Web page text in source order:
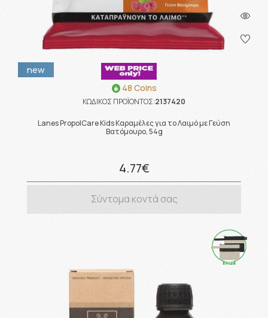
new
48 Coins
ΚΩΔΙΚΟΣ ΠΡΟΪΟΝΤΟΣ:2137420
Lanes PropolCare Kids Καραμέλες για το Λαιμό με Γεύση
Βατόμουρο, 54g
4.77€
Σύντομα κοντά σας